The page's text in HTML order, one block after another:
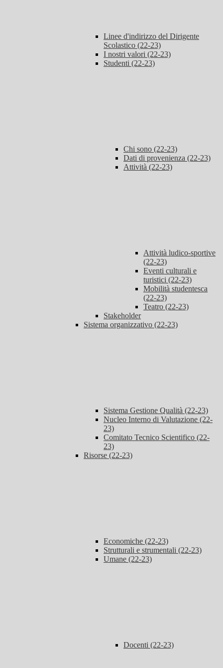
Linee d'indirizzo del Dirigente
Scolastico (22-23)
I nostri valori (22-23)
Studenti (22-23)
Chi sono (22-23)
Dati di provenienza (22-23)
Attività (22-23)
Attività ludico-sportive
(22-23)
Eventi culturali e
turistici (22-23)
Mobilità studentesca
(22-23)
Teatro (22-23)
Stakeholder
Sistema organizzativo (22-23)
Sistema Gestione Qualità (22-23)
Nucleo Interno di Valutazione (22-
23)
Comitato Tecnico Scientifico (22-
23)
Risorse (22-23)
Economiche (22-23)
Strutturali e strumentali (22-23)
Umane (22-23)
Docenti (22-23)